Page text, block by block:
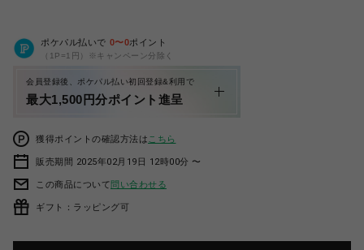
ポケパル払いで 0〜0ポイント
（1P=1円）※キャンペーン分除く
会員登録後、ポケパル払い初回登録&利用で
最大1,500円分ポイント進呈
獲得ポイントの確認方法は こちら
販売期間 2025年02月19日 12時00分 〜
この商品について問い合わせる
ギフト：ラッピング可